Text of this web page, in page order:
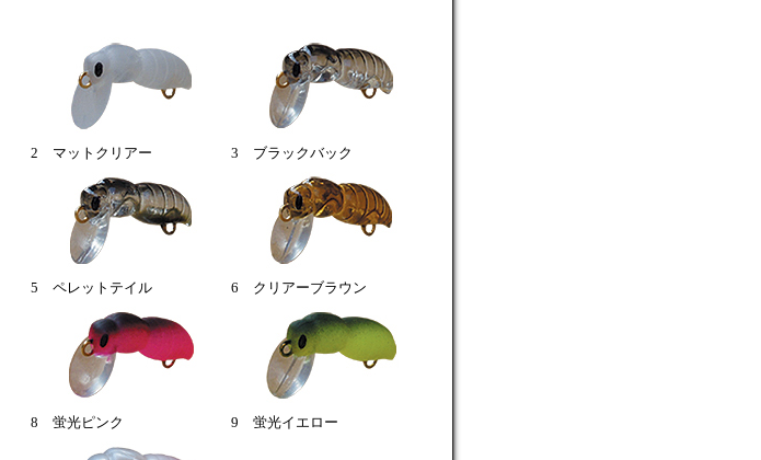
2 マットクリアー 3 ブラックバック
5 ペレットテイル 6 クリアーブラウン
8 蛍光ピンク 9 蛍光イエロー